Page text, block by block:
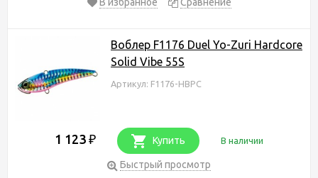
Воблер F1176 Duel Yo-Zuri Hardcore
Solid Vibe 55S
Артикул: F1176-HBPC
1 123 ₽ Купить В наличии
Быстрый просмотр